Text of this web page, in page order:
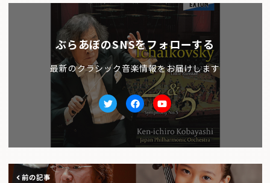
ぶらあぼのSNSをフォローする
最新のクラシック音楽情報をお届けします
TwitterfacebookYoutube
前の記事